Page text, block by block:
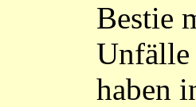
Bestie
Unfälle
haben